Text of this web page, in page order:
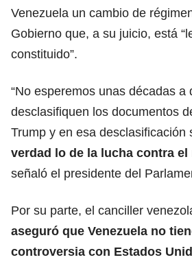
Venezuela un cambio de
Gobierno que, a su juicio, está
constituido”.
“No esperemos unas décadas a
desclasifiquen los documentos
Trump y en esa desclasificación
verdad lo de la lucha contra
señaló el presidente del
Por su parte, el canciller
aseguró que Venezuela no
controversia con Estados